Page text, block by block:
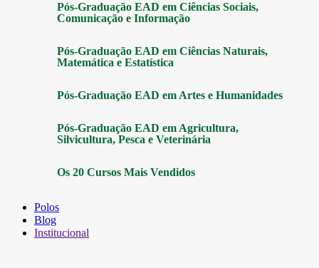
Pós-Graduação EAD em Ciências Sociais,
Comunicação e Informação
Pós-Graduação EAD em Ciências Naturais,
Matemática e Estatística
Pós-Graduação EAD em Artes e Humanidades
Pós-Graduação EAD em Agricultura,
Silvicultura, Pesca e Veterinária
Os 20 Cursos Mais Vendidos
Polos
Blog
Institucional